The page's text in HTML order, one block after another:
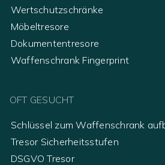
Wertschutzschränke
Möbeltresore
Dokumententresore
Waffenschrank Fingerprint
OFT GESUCHT
Schlüssel zum Waffenschrank
Tresor Sicherheitsstufen
DSGVO Tresor